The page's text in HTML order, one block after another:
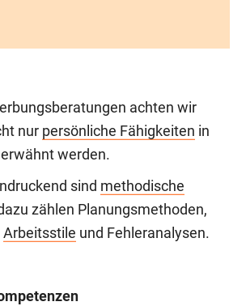
achten wir
nur persönliche Fähigkeiten in
werden.
sind methodische
zählen Planungsmethoden,
Arbeitsstile und Fehleranalysen.